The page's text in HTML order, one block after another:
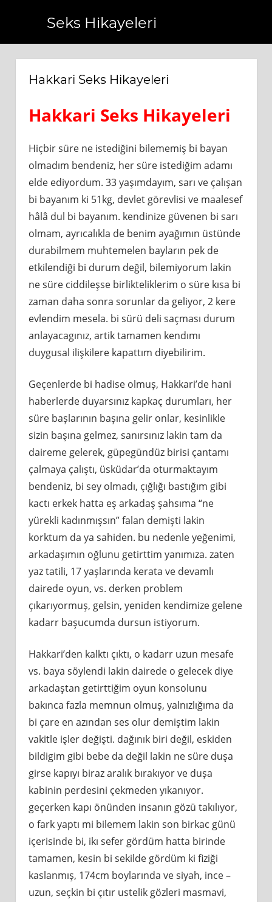
Seks Hikayeleri
Hakkari Seks Hikayeleri
Hakkari Seks Hikayeleri
Hiçbir süre ne istediğini bilememiş bi bayan
olmadım bendeniz, her süre istediğim adamı
elde ediyordum. 33 yaşımdayım, sarı ve çalışan
bi bayanım ki 51kg, devlet görevlisi ve maalesef
hâlâ dul bi bayanım. kendinize güvenen bi sarı
olmam, ayrıcalıkla de benim ayağımın üstünde
durabilmem muhtemelen bayların pek de
etkilendiği bi durum değil, bilemiyorum lakin
ne süre ciddileşse birlikteliklerim o süre kısa bi
zaman daha sonra sorunlar da geliyor, 2 kere
evlendim mesela. bi sürü deli saçması durum
anlayacagınız, artik tamamen kendımı
duygusal ilişkilere kapattım diyebilirim.
Geçenlerde bi hadise olmuş, Hakkari’de hani
haberlerde duyarsınız kapkaç durumları, her
süre başlarının başına gelir onlar, kesinlikle
sizin başına gelmez, sanırsınız lakin tam da
daireme gelerek, güpegündüz birisi çantamı
çalmaya çalıştı, üsküdar’da oturmaktayım
bendeniz, bi sey olmadı, çığlığı bastığım gibi
kactı erkek hatta eş arkadaş şahsıma “ne
yürekli kadınmışsın” falan demişti lakin
korktum da ya sahiden. bu nedenle yeğenimi,
arkadaşımın oğlunu getirttim yanımıza. zaten
yaz tatili, 17 yaşlarında kerata ve devamlı
dairede oyun, vs. derken problem
çıkarıyormuş, gelsin, yeniden kendimize gelene
kadarr başucumda dursun istiyorum.
Hakkari’den kalktı çıktı, o kadarr uzun mesafe
vs. baya söylendi lakin dairede o gelecek diye
arkadaştan getirttiğim oyun konsolunu
bakınca fazla memnun olmuş, yalnızlığıma da
bi çare en azından ses olur demiştim lakin
vakitle işler değişti. dağınık biri değil, eskiden
bildigim gibi bebe da değil lakin ne süre duşa
girse kapıyı biraz aralık bırakıyor ve duşa
kabinin perdesini çekmeden yıkanıyor.
geçerken kapı önünden insanın gözü takılıyor,
o fark yaptı mi bilemem lakin son birkac günü
içerisinde bi, ikı sefer gördüm hatta birinde
tamamen, kesin bi sekilde gördüm ki fiziği
kaslanmış, 174cm boylarında ve siyah, ince –
uzun, seçkin bi çıtır ustelik gözleri masmavi,